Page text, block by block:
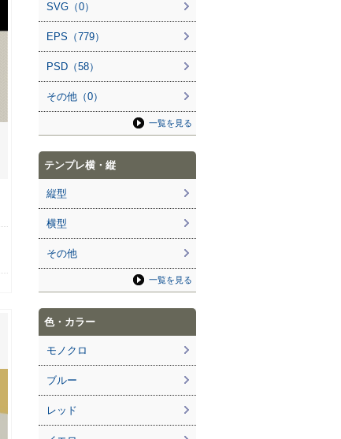
SVG（0）
EPS（779）
PSD（58）
その他（0）
一覧を見る
テンプレ横・縦
縦型
横型
その他
一覧を見る
色・カラー
モノクロ
ブルー
レッド